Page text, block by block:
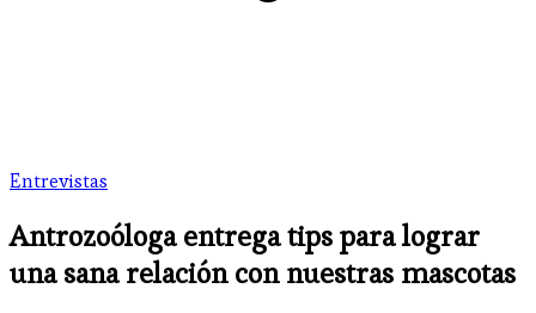
Entrevistas
Antrozoóloga entrega tips para lograr
una sana relación con nuestras mascotas